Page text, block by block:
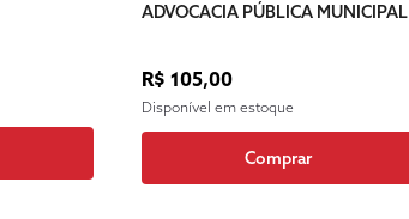
ADVOCACIA PÚBLICA MUNICIPAL
R$ 105,00
Disponível em estoque
Comprar